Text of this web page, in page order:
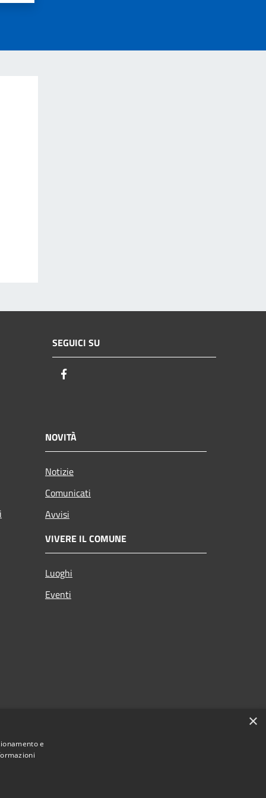
SEGUICI SU
NOVITÀ
Notizie
Comunicati
Avvisi
VIVERE IL COMUNE
Luoghi
Eventi
×
e